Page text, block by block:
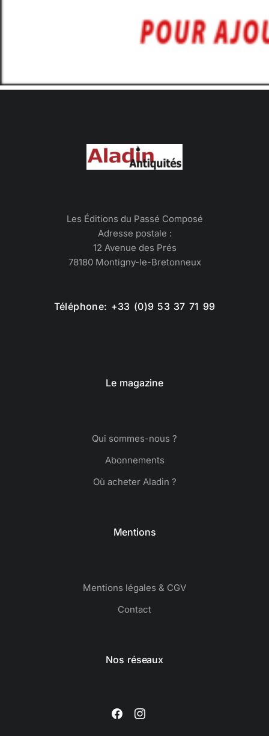
Les Éditions du Passé Composé
Adresse postale :
12 Avenue des Prés
78180 Montigny-le-Bretonneux
Téléphone: +33 (0)9 53 37 71 99
Le magazine
Qui sommes-nous ?
Abonnements
Où acheter Aladin ?
Mentions
Mentions légales & CGV
Contact
Nos réseaux